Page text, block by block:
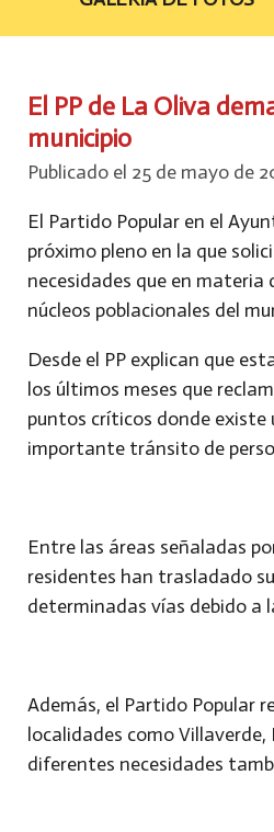
El PP de La Oliva
municipio
Publicado el 25 de mayo de
El Partido Popular en el
próximo pleno en la que
necesidades que en
núcleos poblacionales del
Desde el PP explican que
los últimos meses que
puntos críticos donde existe
importante tránsito de
Entre las áreas señaladas
residentes han trasladado
determinadas vías debido a
Además, el Partido Popular
localidades como
diferentes necesidades